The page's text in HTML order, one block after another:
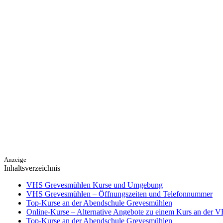
Anzeige
Inhaltsverzeichnis
VHS Grevesmühlen Kurse und Umgebung
VHS Grevesmühlen – Öffnungszeiten und Telefonnummer
Top-Kurse an der Abendschule Grevesmühlen
Online-Kurse – Alternative Angebote zu einem Kurs an der
Top-Kurse an der Abendschule Grevesmühlen